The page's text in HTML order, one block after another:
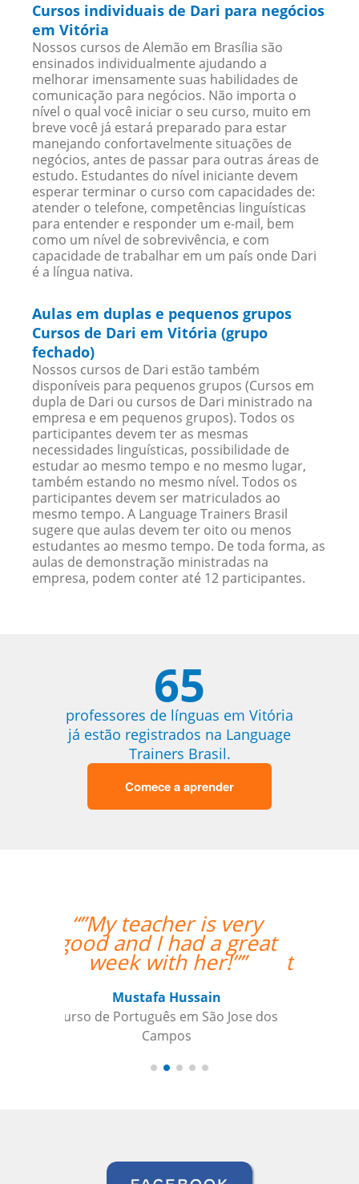
Cursos individuais de Dari para negócios
em Vitória
Nossos cursos de Alemão em Brasília são
ensinados individualmente ajudando a
melhorar imensamente suas habilidades de
comunicação para negócios. Não importa o
nível o qual você iniciar o seu curso, muito em
breve você já estará preparado para estar
manejando confortavelmente situações de
negócios, antes de passar para outras áreas de
estudo. Estudantes do nível iniciante devem
esperar terminar o curso com capacidades de:
atender o telefone, competências linguísticas
para entender e responder um e-mail, bem
como um nível de sobrevivência, e com
capacidade de trabalhar em um país onde Dari
é a língua nativa.
Aulas em duplas e pequenos grupos
Cursos de Dari em Vitória (grupo
fechado)
Nossos cursos de Dari estão também
disponíveis para pequenos grupos (Cursos em
dupla de Dari ou cursos de Dari ministrado na
empresa e em pequenos grupos). Todos os
participantes devem ter as mesmas
necessidades linguísticas, possibilidade de
estudar ao mesmo tempo e no mesmo lugar,
também estando no mesmo nível. Todos os
participantes devem ser matriculados ao
mesmo tempo. A Language Trainers Brasil
sugere que aulas devem ter oito ou menos
estudantes ao mesmo tempo. De toda forma, as
aulas de demonstração ministradas na
empresa, podem conter até 12 participantes.
65
professores de línguas em Vitória
já estão registrados na Language
Trainers Brasil.
Comece a aprender
“”My wife likes the
lessons and the
teacher's punctuality.””
Seok Kwon
Curso de em Goiânia, CJ Selecta